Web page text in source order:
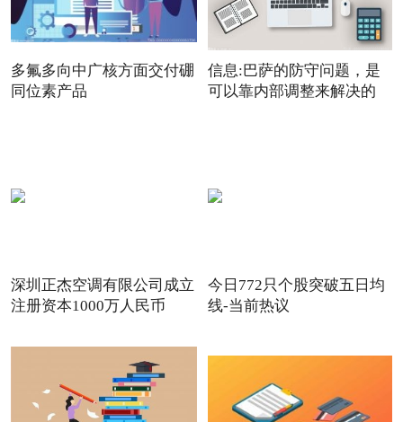
多氟多向中广核方面交付硼
同位素产品
信息:巴萨的防守问题，是
可以靠内部调整来解决的
深圳正杰空调有限公司成立
注册资本1000万人民币
今日772只个股突破五日均
线-当前热议